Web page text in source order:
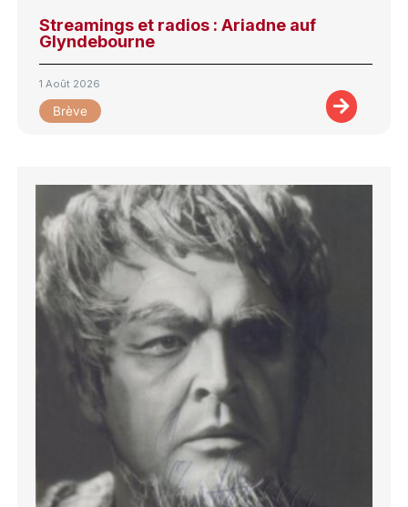
Streamings et radios : Ariadne auf
Glyndebourne
1 Août 2026
Brève